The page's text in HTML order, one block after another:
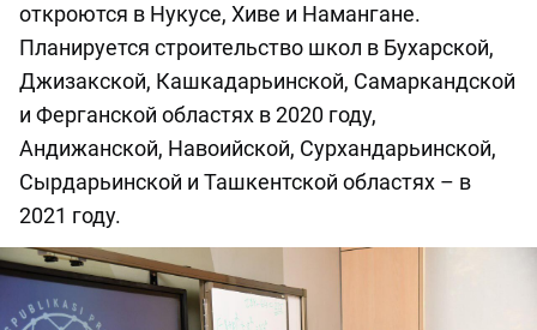
откроются в Нукусе, Хиве и Намангане.
Планируется строительство школ в Бухарской,
Джизакской, Кашкадарьинской, Самаркандской
и Ферганской областях в 2020 году,
Андижанской, Навоийской, Сурхандарьинской,
Сырдарьинской и Ташкентской областях – в
2021 году.